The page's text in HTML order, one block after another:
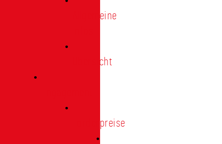
Allgemeine
Übersicht
Förderpreise